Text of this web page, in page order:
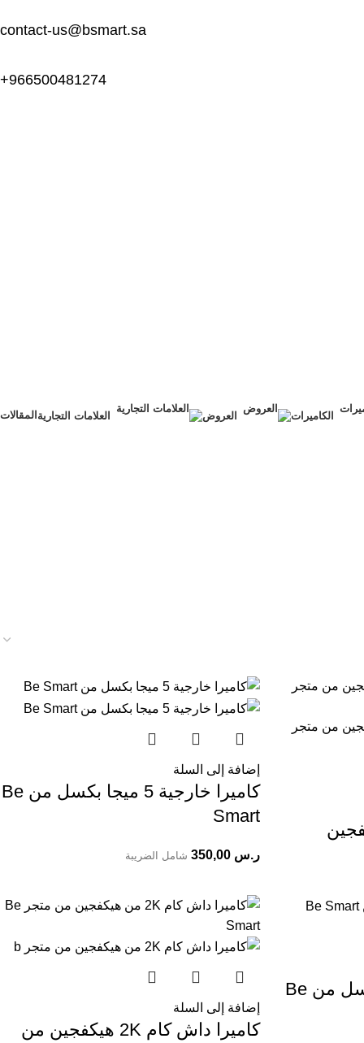
contact-us@bsmart.sa
966500481274+
الكاميرات العروض العلامات التجارية المقالات
إضافة إلى السلة
كاميرا خارجية 5 ميجا بكسل من Be
Smart
ر.س شامل الضريبة
كاميرا داخلية 5 ميجا بكسل من Be
إضافة إلى السلة
كاميرا داش كام 2K هيكفجين من